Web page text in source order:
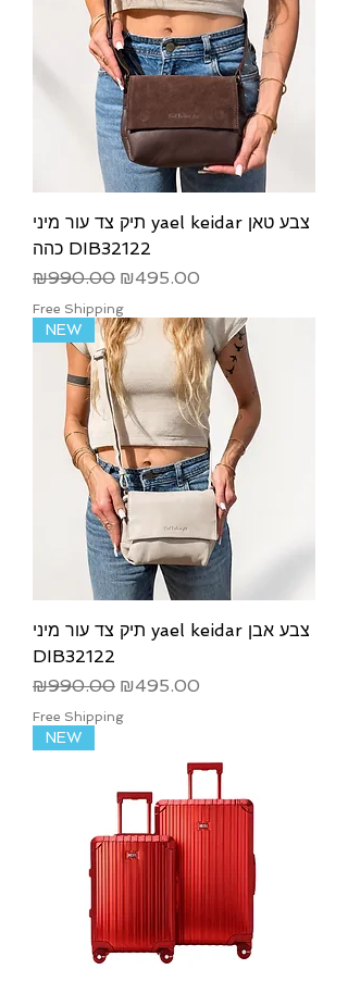
תיק צד עור מיני yael keidar צבע טאן
כהה DIB32122
Regular Price
₪990.00 Sale Price
₪495.00
Free Shipping
NEW
תיק צד עור מיני yael keidar צבע אבן
DIB32122
Regular Price
₪990.00 Sale Price
₪495.00
Free Shipping
NEW